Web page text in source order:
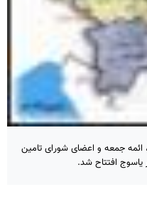
ائمه جمعه و اعضای شورای تامین
یاسوج افتتاح شد.